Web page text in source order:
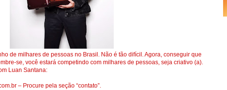
de milhares de pessoas no Brasil. Não é tão difícil. Agora, conseguir que
se, você estará competindo com milhares de pessoas, seja criativo (a).
Luan Santana:
– Procure pela seção “contato”.